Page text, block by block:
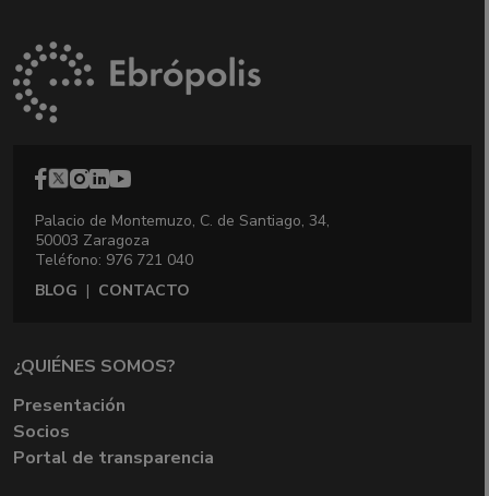
Palacio de Montemuzo, C. de Santiago, 34,
50003 Zaragoza
Teléfono: 976 721 040
BLOG | CONTACTO
¿QUIÉNES SOMOS?
Presentación
Socios
Portal de transparencia